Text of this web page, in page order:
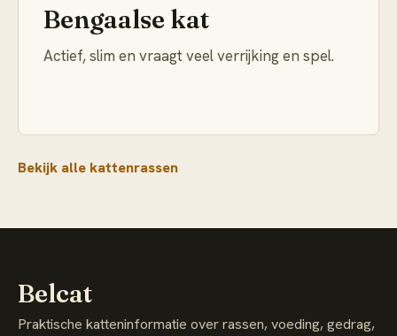
Bengaalse kat
Actief, slim en vraagt veel verrijking en spel.
Bekijk alle kattenrassen
Belcat
Praktische katteninformatie over rassen, voeding, gedrag,